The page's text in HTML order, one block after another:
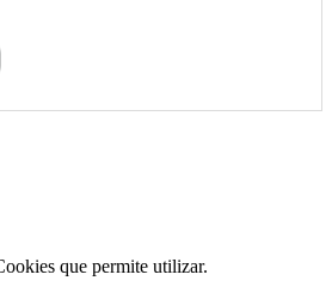
que permite utilizar.